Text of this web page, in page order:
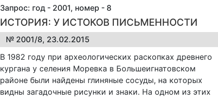
Запрос: год - 2001, номер - 8
ИСТОРИЯ: У ИСТОКОВ ПИСЬМЕННОСТИ
№ 2001/8, 23.02.2015
В 1982 году при археологических раскопках древнего
кургана у селения Моревка в Большеигнатовском
районе были найдены глиняные сосуды, на которых
видны загадочные рисунки и знаки. На одном из этих